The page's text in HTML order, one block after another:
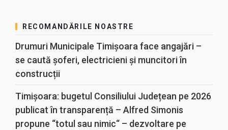
RECOMANDĂRILE NOASTRE
Drumuri Municipale Timișoara face angajări –
se caută șoferi, electricieni și muncitori în
construcții
Timișoara: bugetul Consiliului Județean pe 2026
publicat în transparență – Alfred Simonis
propune “totul sau nimic“ – dezvoltare pe